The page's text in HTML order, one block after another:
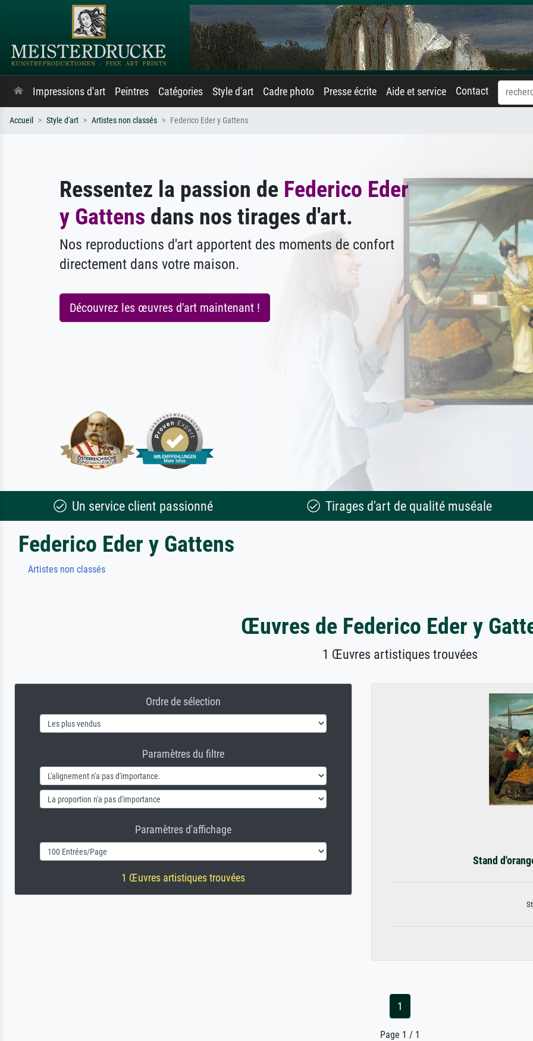
Impressions d'art Peintres Catégories Style d'art Cadre photo Presse écrite Aide et service Contact
Accueil Style d'art Artistes non classés Federico Eder y Gattens
Ressentez la passion de Federico Eder
y Gattens dans nos tirages d'art.
Nos reproductions d'art apportent des moments de confort
directement dans votre maison.
Découvrez les œuvres d'art maintenant !
Un service client passionné Tirages d'art de qualité muséale
Federico Eder y Gattens
Artistes non classés
Œuvres de Federico Eder y
1 Œuvres artistiques trouvées
Ordre de sélection
Paramètres du filtre
Paramètres d'affichage
1 Œuvres artistiques trouvées
Stand
1
Page 1 / 1